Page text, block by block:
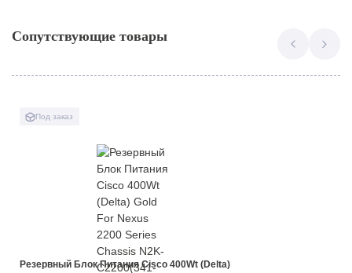
Сопутствующие товары
Под заказ
Резервный Блок Питания Cisco 400Wt (Delta)